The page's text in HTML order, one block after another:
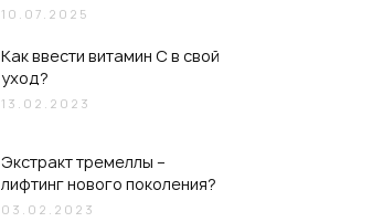
10.07.2025
Как ввести витамин С в свой
уход?
13.02.2023
Экстракт тремеллы –
лифтинг нового поколения?
03.02.2023